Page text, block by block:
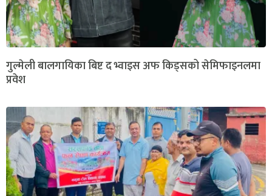
गुल्मेली बालगायिका बिष्ट द भ्वाइस अफ किड्सको सेमिफाइनलमा
प्रवेश